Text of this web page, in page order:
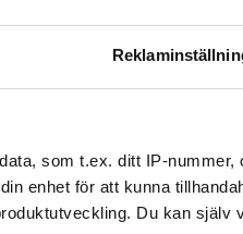
som t.ex. ditt IP-
enhet för att kunna
Du kan själv
Hållare
1st